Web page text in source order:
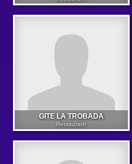
GITE LA TROBADA
Restaurant